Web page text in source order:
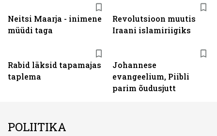
Neitsi Maarja - inimene
müüdi taga
Revolutsioon muutis
Iraani islamiriigiks
Rabid läksid tapamajas
taplema
Johannese
evangeelium, Piibli
parim õudusjutt
POLIITIKA